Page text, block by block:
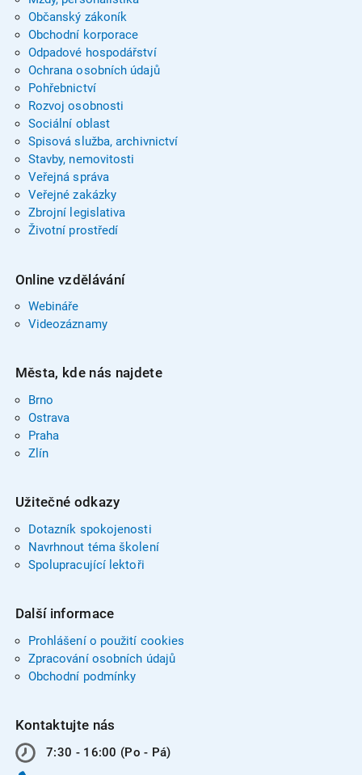
Občanský zákoník
Obchodní korporace
Odpadové hospodářství
Ochrana osobních údajů
Pohřebnictví
Rozvoj osobnosti
Sociální oblast
Spisová služba, archivnictví
Stavby, nemovitosti
Veřejná správa
Veřejné zakázky
Zbrojní legislativa
Životní prostředí
Online vzdělávání
Webináře
Videozáznamy
Města, kde nás najdete
Brno
Ostrava
Praha
Zlín
Užitečné odkazy
Dotazník spokojenosti
Navrhnout téma školení
Spolupracující lektoři
Další informace
Prohlášení o použití cookies
Zpracování osobních údajů
Obchodní podmínky
Kontaktujte nás
7:30 - 16:00 (Po - Pá)